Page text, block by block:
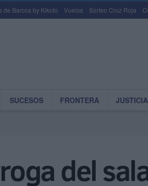
de Barcos by Kikoto Vuelos Sorteo Cruz Roja
SUCESOS FRONTERA JUSTICIA
del